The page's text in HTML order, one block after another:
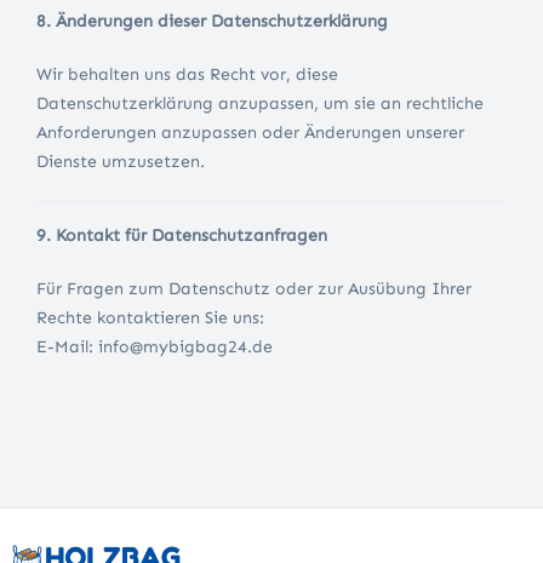
8. Änderungen dieser Datenschutzerklärung
Wir behalten uns das Recht vor, diese
Datenschutzerklärung anzupassen, um sie an rechtliche
Anforderungen anzupassen oder Änderungen unserer
Dienste umzusetzen.
9. Kontakt für Datenschutzanfragen
Für Fragen zum Datenschutz oder zur Ausübung Ihrer
Rechte kontaktieren Sie uns:
E-Mail: info@mybigbag24.de